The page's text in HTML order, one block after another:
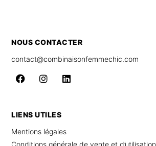
NOUS CONTACTER
contact@combinaisonfemmechic.com
LIENS UTILES
Mentions légales
Conditions générale de vente et d’utilisation